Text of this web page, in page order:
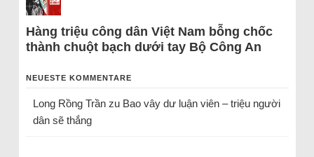
Hàng triệu công dân Việt Nam bỗng chốc
thành chuột bạch dưới tay Bộ Công An
NEUESTE KOMMENTARE
Long Rồng Trầnzu Bao vây dư luận viên – triệu người
dân sẽ thắng